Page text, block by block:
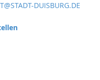
DUISBURG.DE